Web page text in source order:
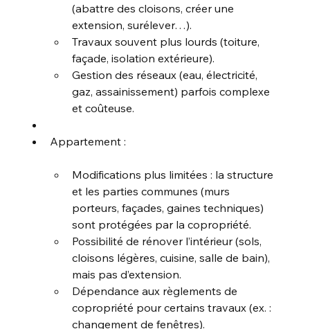
(abattre des cloisons, créer une
extension, surélever…).
Travaux souvent plus lourds (toiture,
façade, isolation extérieure).
Gestion des réseaux (eau, électricité,
gaz, assainissement) parfois complexe
et coûteuse.
Appartement :
Modifications plus limitées : la structure
et les parties communes (murs
porteurs, façades, gaines techniques)
sont protégées par la copropriété.
Possibilité de rénover l’intérieur (sols,
cloisons légères, cuisine, salle de bain),
mais pas d’extension.
Dépendance aux règlements de
copropriété pour certains travaux (ex. :
changement de fenêtres).